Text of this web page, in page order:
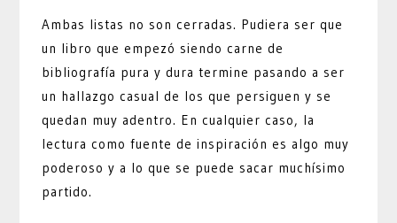
Ambas listas no son cerradas. Pudiera ser que
un libro que empezó siendo carne de
bibliografía pura y dura termine pasando a ser
un hallazgo casual de los que persiguen y se
quedan muy adentro. En cualquier caso, la
lectura como fuente de inspiración es algo muy
poderoso y a lo que se puede sacar muchísimo
partido.